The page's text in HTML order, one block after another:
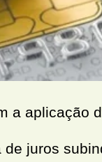
a aplicação
juros